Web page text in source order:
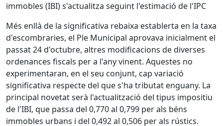
immobles (IBI) s'actualitza seguint l'estimació de l'IPC
Més enllà de la significativa rebaixa establerta en la taxa
d'escombraries, el Ple Municipal aprovava inicialment el
passat 24 d'octubre, altres modificacions de diverses
ordenances fiscals per a l'any vinent. Aquestes no
experimentaran, en el seu conjunt, cap variació
significativa respecte del que s'ha tributat enguany. La
principal novetat serà l'actualització del tipus impositiu
de l'IBI, que passa del 0,770 al 0,799 per als béns
immobles urbans i del 0,492 al 0,506 per als rústics.